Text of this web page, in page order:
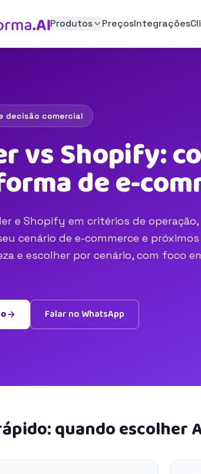
Produtos PreçosIntegrações
decisão comercial
vs Shopify:
de e-
e Shopify em critérios de
cenário de e-commerce e
e escolher por cenário, com foco
Falar no WhatsApp
quando escolher